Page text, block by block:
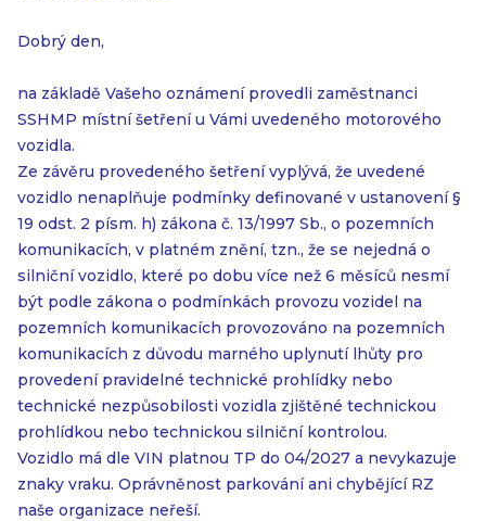
Dobrý den,
na základě Vašeho oznámení provedli zaměstnanci
SSHMP místní šetření u Vámi uvedeného motorového
vozidla.
Ze závěru provedeného šetření vyplývá, že uvedené
vozidlo nenaplňuje podmínky definované v ustanovení §
19 odst. 2 písm. h) zákona č. 13/1997 Sb., o pozemních
komunikacích, v platném znění, tzn., že se nejedná o
silniční vozidlo, které po dobu více než 6 měsíců nesmí
být podle zákona o podmínkách provozu vozidel na
pozemních komunikacích provozováno na pozemních
komunikacích z důvodu marného uplynutí lhůty pro
provedení pravidelné technické prohlídky nebo
technické nezpůsobilosti vozidla zjištěné technickou
prohlídkou nebo technickou silniční kontrolou.
Vozidlo má dle VIN platnou TP do 04/2027 a nevykazuje
znaky vraku. Oprávněnost parkování ani chybějící RZ
naše organizace neřeší.